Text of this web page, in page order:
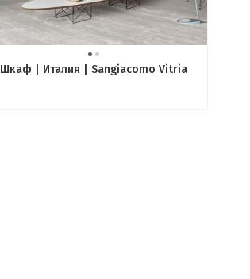
Шкаф | Италия | Sangiacomo Vitria